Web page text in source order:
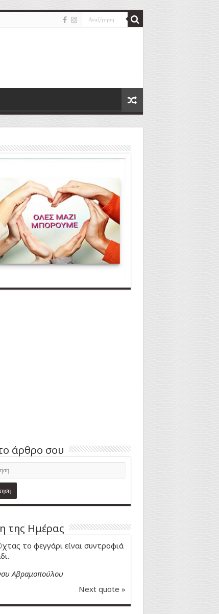
άρθρο σου
της Ημέρας
το φεγγάρι είναι συντροφιά
Αβραμοπούλου
Next quote »